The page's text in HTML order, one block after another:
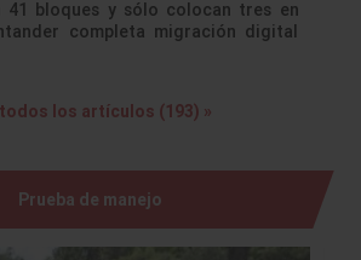
41 bloques y sólo colocan tres en
completa migración digital
los artículos (193) »
Prueba de manejo